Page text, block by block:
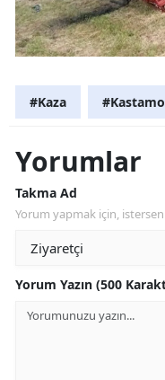
#Kaza
Yorumlar
Takma Ad
Yorum yapmak için,
Yorum Yazın (500